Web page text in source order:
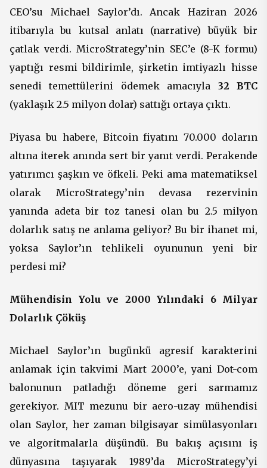
CEO’su Michael Saylor’dı. Ancak Haziran 2026
itibarıyla bu kutsal anlatı (narrative) büyük bir
çatlak verdi. MicroStrategy’nin SEC’e (8-K formu)
yaptığı resmi bildirimle, şirketin imtiyazlı hisse
senedi temettülerini ödemek amacıyla 32 BTC
(yaklaşık 2.5 milyon dolar) sattığı ortaya çıktı.
Piyasa bu habere, Bitcoin fiyatını 70.000 doların
altına iterek anında sert bir yanıt verdi. Perakende
yatırımcı şaşkın ve öfkeli. Peki ama matematiksel
olarak MicroStrategy’nin devasa rezervinin
yanında adeta bir toz tanesi olan bu 2.5 milyon
dolarlık satış ne anlama geliyor? Bu bir ihanet mi,
yoksa Saylor’ın tehlikeli oyununun yeni bir
perdesi mi?
Mühendisin Yolu ve 2000 Yılındaki 6 Milyar
Dolarlık Çöküş
Michael Saylor’ın bugünkü agresif karakterini
anlamak için takvimi Mart 2000’e, yani Dot-com
balonunun patladığı döneme geri sarmamız
gerekiyor. MIT mezunu bir aero-uzay mühendisi
olan Saylor, her zaman bilgisayar simülasyonları
ve algoritmalarla düşündü. Bu bakış açısını iş
dünyasına taşıyarak 1989’da MicroStrategy’yi